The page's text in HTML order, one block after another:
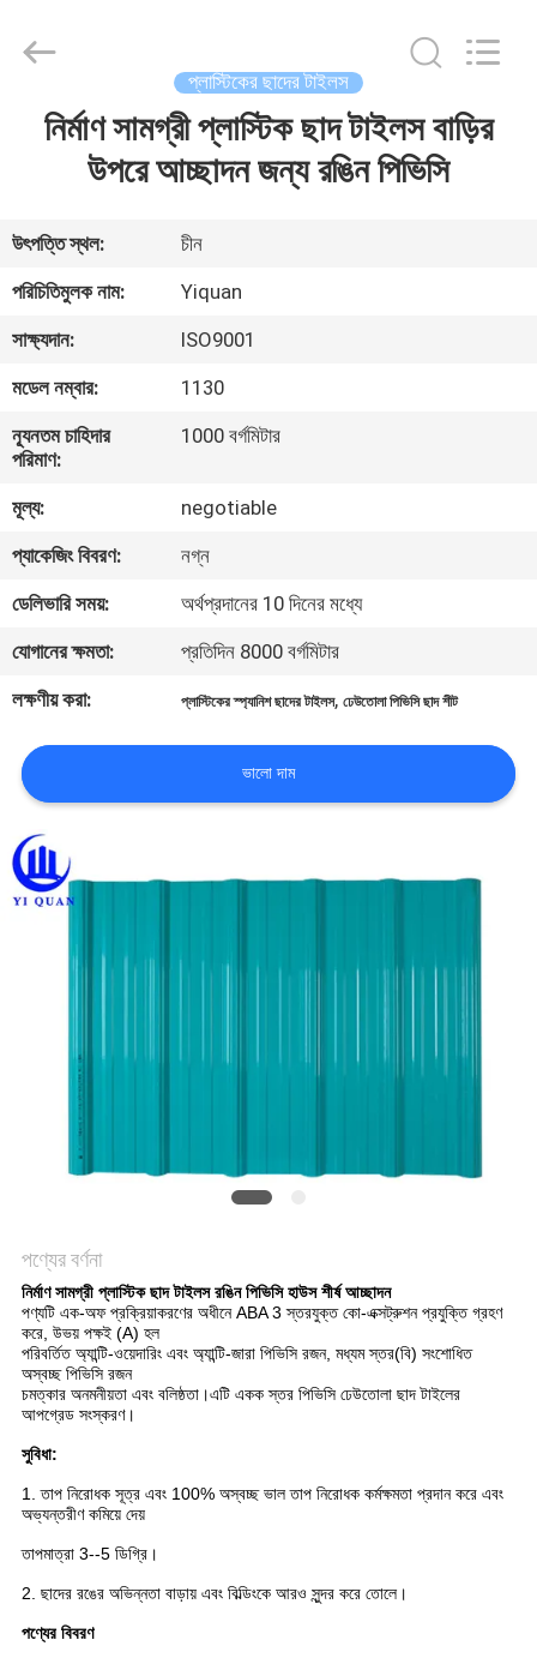
বাড়ি
আমাদের
সম্পর্কে
কারখানা
ভ্রমণ
মান
নিয়ন্ত্রণ
যোগাযোগ
করুন
BLOG
উদ্ধৃতির
জন্য
Building
Material
Reserved.
প্লাস্টিকের ছাদের টাইলস
নির্মাণ সামগ্রী প্লাস্টিক ছাদ টাইলস বাড়ির
উপরে আচ্ছাদন জন্য রঙিন পিভিসি
উৎপত্তি স্থল:
চীন
পরিচিতিমুলক নাম:
Yiquan
সাক্ষ্যদান:
ISO9001
মডেল নম্বার:
1130
ন্যূনতম চাহিদার
পরিমাণ:
1000 বর্গমিটার
মূল্য:
negotiable
প্যাকেজিং বিবরণ:
নগ্ন
ডেলিভারি সময়:
অর্থপ্রদানের 10 দিনের মধ্যে
যোগানের ক্ষমতা:
প্রতিদিন 8000 বর্গমিটার
লক্ষণীয় করা:
প্লাস্টিকের স্প্যানিশ ছাদের টাইলস,ঢেউতোলা পিভিসি ছাদ শীট
ভালো দাম
পণ্যের বর্ণনা
নির্মাণ সামগ্রী প্লাস্টিক ছাদ টাইলস রঙিন পিভিসি হাউস শীর্ষ আচ্ছাদন
পণ্যটি এক-অফ প্রক্রিয়াকরণের অধীনে ABA 3 স্তরযুক্ত কো-এক্সট্রুশন প্রযুক্তি গ্রহণ
করে, উভয় পক্ষই (A) হল
পরিবর্তিত অ্যান্টি-ওয়েদারিং এবং অ্যান্টি-জারা পিভিসি রজন, মধ্যম স্তর(বি) সংশোধিত
অস্বচ্ছ পিভিসি রজন
চমত্কার অনমনীয়তা এবং বলিষ্ঠতা।এটি একক স্তর পিভিসি ঢেউতোলা ছাদ টাইলের
আপগ্রেড সংস্করণ।
সুবিধা:
1. তাপ নিরোধক সূত্র এবং 100% অস্বচ্ছ ভাল তাপ নিরোধক কর্মক্ষমতা প্রদান করে এবং
অভ্যন্তরীণ কমিয়ে দেয়
তাপমাত্রা 3--5 ডিগ্রি।
2. ছাদের রঙের অভিন্নতা বাড়ায় এবং বিল্ডিংকে আরও সুন্দর করে তোলে।
পণ্যের বিবরণ